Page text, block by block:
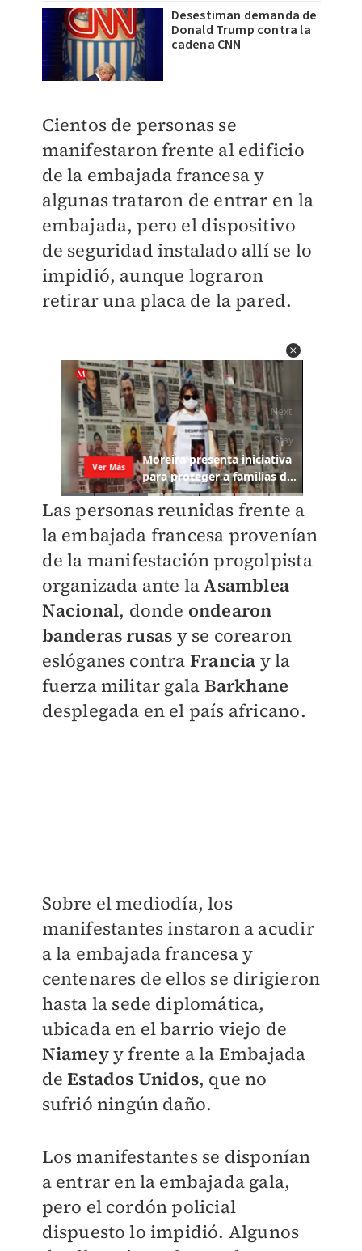
Desestiman demanda de
Donald Trump contra la
cadena CNN
Cientos de personas se
manifestaron frente al edificio
de la embajada francesa y
algunas trataron de entrar en la
embajada, pero el dispositivo
de seguridad instalado allí se lo
impidió, aunque lograron
retirar una placa de la pared.
Las personas reunidas frente a
la embajada francesa provenían
de la manifestación progolpista
organizada ante laAsamblea
Nacional, donde ondearon
banderas rusas y se corearon
eslóganes contra Francia y la
fuerza militar gala Barkhane
desplegada en el país africano.
Sobre el mediodía, los
manifestantes instaron a acudir
a la embajada francesa y
centenares de ellos se dirigieron
hasta la sede diplomática,
ubicada en el barrio viejo de
Niameyy frente a la Embajada
deEstados Unidos, que no
sufrió ningún daño.
Los manifestantes se disponían
a entrar en la embajada gala,
pero el cordón policial
dispuesto lo impidió. Algunos